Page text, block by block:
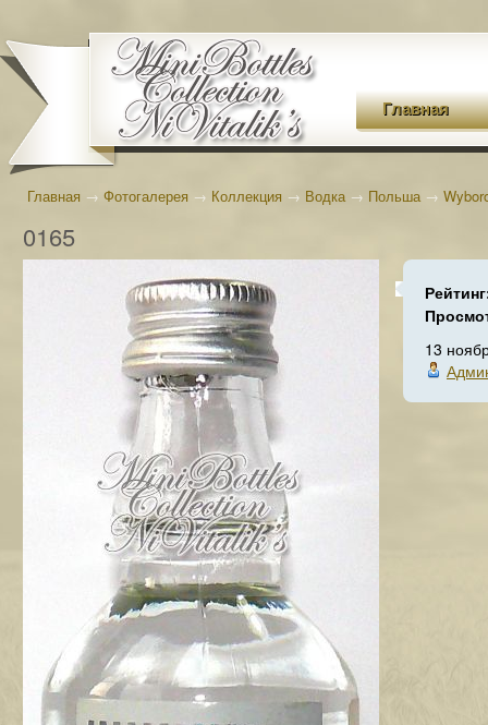
Главная
Главная → Фотогалерея → Коллекция → Водка→ Польша→
0165
13